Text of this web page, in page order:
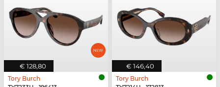
€ 128,80
Tory Burch
€ 146,40
Tory Burch